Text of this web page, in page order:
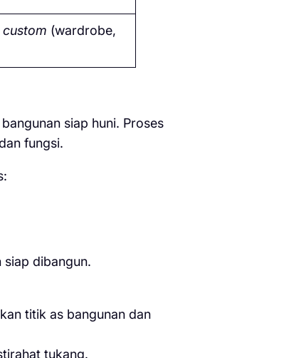
custom (wardrobe,
siap huni. Proses
fungsi.
siap dibangun.
titik as bangunan dan
tukang.